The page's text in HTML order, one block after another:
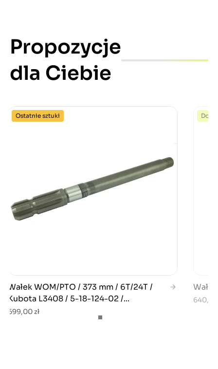
Propozycje
dla Ciebie
Ostatnie sztuki
Wałek WOM/PTO / 373 mm / 6T/24T /
Kubota L3408 / 5-18-124-02 /...
699,00 zł
640,00